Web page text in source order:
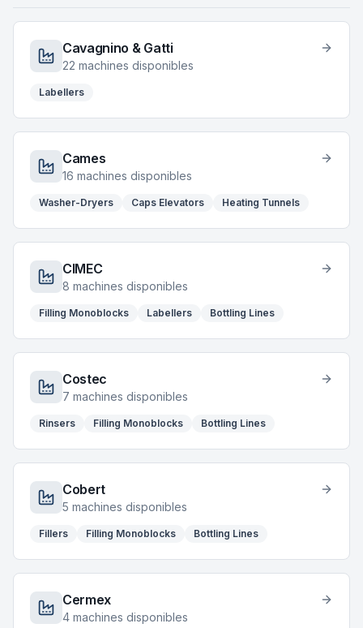
Cavagnino & Gatti
22 machines disponibles
Labellers
Cames
16 machines disponibles
Washer-Dryers Caps Elevators Heating Tunnels
CIMEC
8 machines disponibles
Filling Monoblocks Labellers Bottling Lines
Costec
7 machines disponibles
Rinsers Filling Monoblocks Bottling Lines
Cobert
5 machines disponibles
Fillers Filling Monoblocks Bottling Lines
Cermex
4 machines disponibles